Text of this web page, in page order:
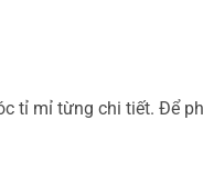
tỉ mỉ từng chi tiết. Để